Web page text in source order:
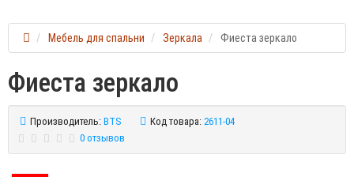
Мебель для спальни Зеркала Фиеста зеркало
Фиеста зеркало
Производитель: BTS Код товара: 2611-04
0 отзывов